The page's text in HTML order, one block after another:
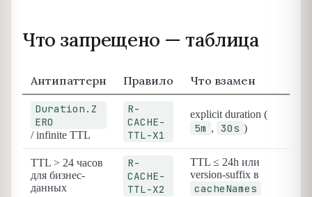
Что запрещено — таблица
Антипаттерн Правило Что взамен
Duration.Z
ERO
/ infinite TTL
R-
CACHE-
TTL-X1
explicit duration (
5m , 30s )
TTL > 24 часов
для бизнес-
данных
R-
CACHE-
TTL-X2
TTL ≤ 24h или
version-suffix в
cacheNames